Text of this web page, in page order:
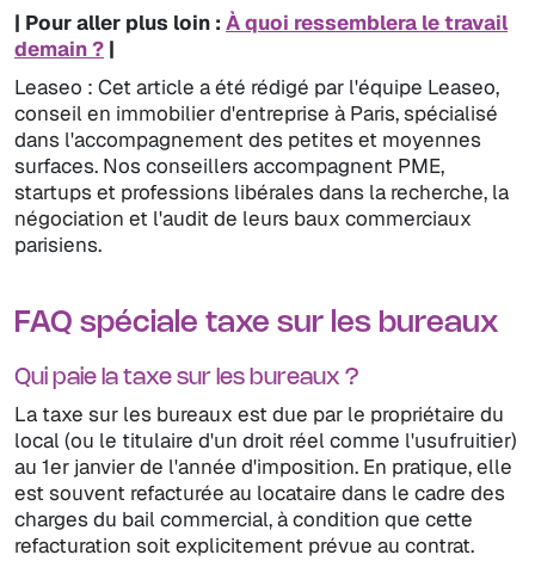
| Pour aller plus loin : À quoi ressemblera le travail
demain ? |
Leaseo : Cet article a été rédigé par l'équipe Leaseo,
conseil en immobilier d'entreprise à Paris, spécialisé
dans l'accompagnement des petites et moyennes
surfaces. Nos conseillers accompagnent PME,
startups et professions libérales dans la recherche, la
négociation et l'audit de leurs baux commerciaux
parisiens.
FAQ spéciale taxe sur les bureaux
Qui paie la taxe sur les bureaux ?
La taxe sur les bureaux est due par le propriétaire du
local (ou le titulaire d'un droit réel comme l'usufruitier)
au 1er janvier de l'année d'imposition. En pratique, elle
est souvent refacturée au locataire dans le cadre des
charges du bail commercial, à condition que cette
refacturation soit explicitement prévue au contrat.